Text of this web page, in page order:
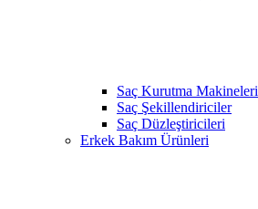
Saç Kurutma Makineleri
Saç Şekillendiriciler
Saç Düzleştiricileri
Erkek Bakım Ürünleri